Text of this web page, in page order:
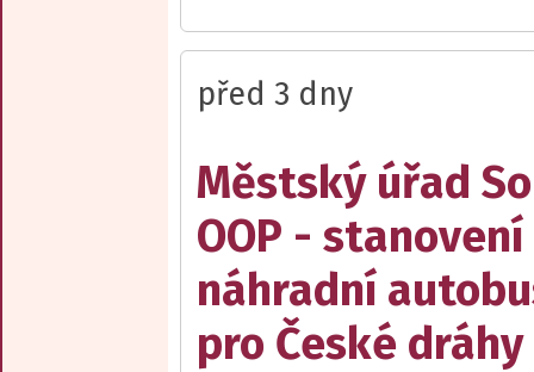
před 3 dny
Městský úřad
OOP -
náhradní
pro České dráhy